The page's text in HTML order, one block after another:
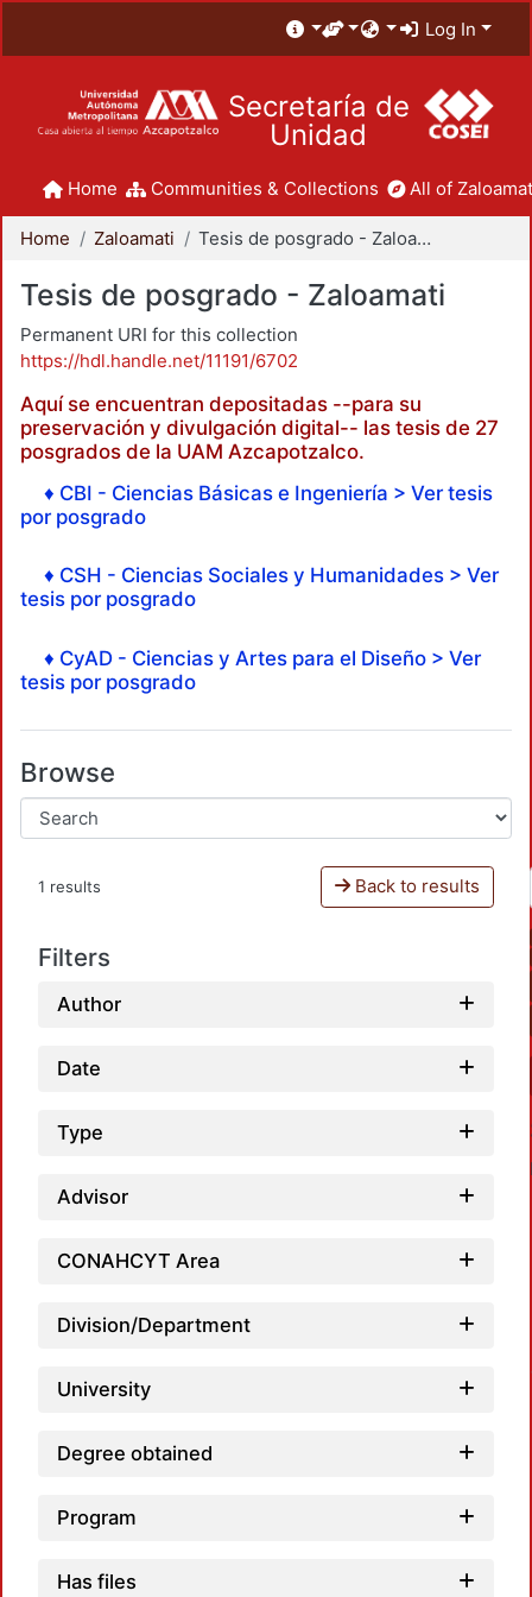
Log In
Secretaría de
Unidad
Home Communities & Collections All of
Home Zaloamati Tesis de posgrado - Zaloamati
Tesis de posgrado - Zaloamati
Permanent URI for this collection
https://hdl.handle.net/11191/6702
Aquí se encuentran depositadas --para su
preservación y divulgación digital-- las tesis de 27
posgrados de la UAM Azcapotzalco.
♦ CBI - Ciencias Básicas e Ingeniería > Ver tesis
por posgrado
♦ CSH - Ciencias Sociales y Humanidades > Ver
tesis por posgrado
♦ CyAD - Ciencias y Artes para el Diseño > Ver
tesis por posgrado
Browse
1 results Back to results
Filters
Author
Date
Type
Advisor
CONAHCYT Area
Division/Department
University
Degree obtained
Program
Has files